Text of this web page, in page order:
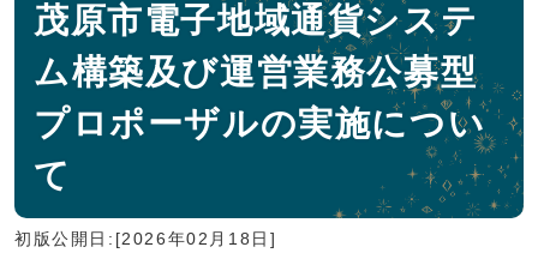
茂原市電子地域通貨システ
ム構築及び運営業務公募型
プロポーザルの実施につい
て
初版公開日:[2026年02月18日]